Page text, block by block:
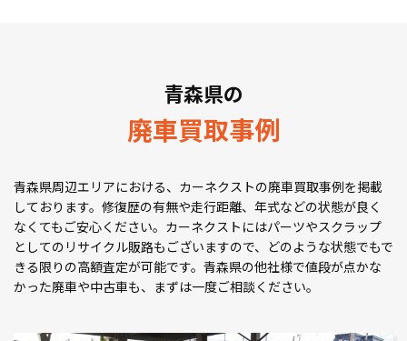
青森県の
廃車買取事例
青森県周辺エリアにおける、カーネクストの廃車買取事例を掲載
しております。修復歴の有無や走行距離、年式などの状態が良く
なくてもご安心ください。カーネクストにはパーツやスクラップ
としてのリサイクル販路もございますので、どのような状態でもで
きる限りの高額査定が可能です。青森県の他社様で値段が点かな
かった廃車や中古車も、まずは一度ご相談ください。